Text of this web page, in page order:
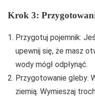
Krok 3:
Przygotuj pojemnik:
upewnij się, że masz
wody mógł odpłynąć.
Przygotowanie gleby:
ziemią. Wymieszaj